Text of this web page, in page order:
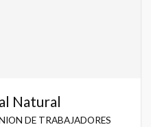
Natural
DE TRABAJADORES